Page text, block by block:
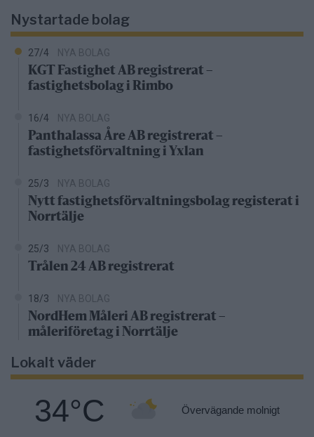
Nystartade bolag
27/4 NYA BOLAG
KGT Fastighet AB registrerat –
fastighetsbolag i Rimbo
16/4 NYA BOLAG
Panthalassa Åre AB registrerat –
fastighetsförvaltning i Yxlan
25/3 NYA BOLAG
Nytt fastighetsförvaltningsbolag registerat i
Norrtälje
25/3 NYA BOLAG
Trålen 24 AB registrerat
18/3 NYA BOLAG
NordHem Måleri AB registrerat –
måleriföretag i Norrtälje
Lokalt väder
34°C Övervägande molnigt